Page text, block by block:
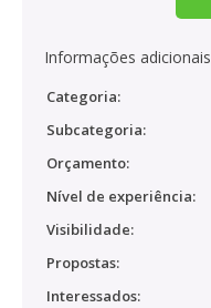
Informações adicionais
Categoria:
Subcategoria:
Orçamento:
Nível de experiência:
Visibilidade:
Propostas:
Interessados: